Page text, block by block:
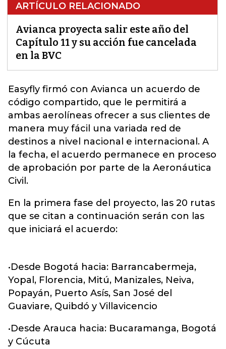
ARTÍCULO RELACIONADO
Avianca proyecta salir este año del
Capítulo 11 y su acción fue cancelada
en la BVC
Easyfly firmó con Avianca un acuerdo de
código compartido, que le permitirá a
ambas aerolíneas ofrecer a sus clientes de
manera muy fácil una variada red de
destinos a nivel nacional e internacional. A
la fecha, el acuerdo permanece en proceso
de aprobación por parte de la Aeronáutica
Civil.
En la primera fase del proyecto, las 20 rutas
que se citan a continuación serán con las
que iniciará el acuerdo:
•Desde Bogotá hacia: Barrancabermeja,
Yopal, Florencia, Mitú, Manizales, Neiva,
Popayán, Puerto Asís, San José del
Guaviare, Quibdó y Villavicencio
•Desde Arauca hacia: Bucaramanga, Bogotá
y Cúcuta